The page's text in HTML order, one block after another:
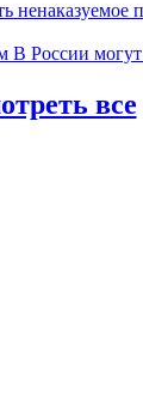
ненаказуемое
В России
все